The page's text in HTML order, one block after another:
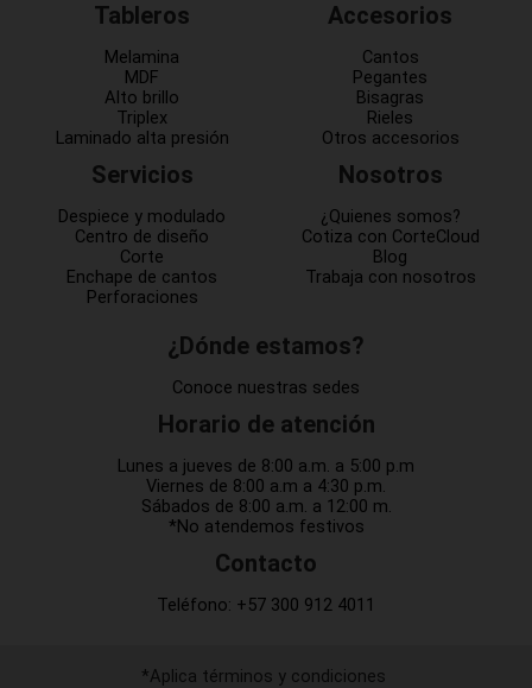
Tableros
Melamina
MDF
Alto brillo
Triplex
Laminado alta presión
Servicios
Despiece y modulado
Centro de diseño
Corte
Enchape de cantos
Perforaciones
Accesorios
Cantos
Pegantes
Bisagras
Rieles
Otros accesorios
Nosotros
¿Quienes somos?
Cotiza con CorteCloud
Blog
Trabaja con nosotros
¿Dónde estamos?
Conoce nuestras sedes
Horario de atención
Lunes a jueves de 8:00 a.m. a 5:00 p.m
Viernes de 8:00 a.m a 4:30 p.m.
Sábados de 8:00 a.m. a 12:00 m.
*No atendemos festivos
Contacto
Teléfono: +57 300 912 4011
*Aplica términos y condiciones